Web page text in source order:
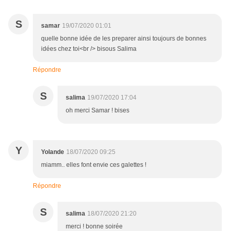
S samar 19/07/2020 01:01
quelle bonne idée de les preparer ainsi toujours de bonnes
idées chez toi<br /> bisous Salima
Répondre
S salima 19/07/2020 17:04
oh merci Samar ! bises
Y Yolande 18/07/2020 09:25
miamm.. elles font envie ces galettes !
Répondre
S salima 18/07/2020 21:20
merci ! bonne soirée